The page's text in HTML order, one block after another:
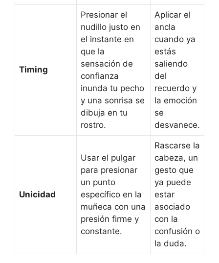
Timing
Presionar el
nudillo justo en
el instante en
que la
sensación de
confianza
inunda tu pecho
y una sonrisa se
dibuja en tu
rostro.
Aplicar el
ancla
cuando ya
estás
saliendo
del
recuerdo y
la emoción
se
desvanece.
Unicidad
Usar el pulgar
para presionar
un punto
específico en la
muñeca con una
presión firme y
constante.
Rascarse la
cabeza, un
gesto que
ya puede
estar
asociado
con la
confusión o
la duda.